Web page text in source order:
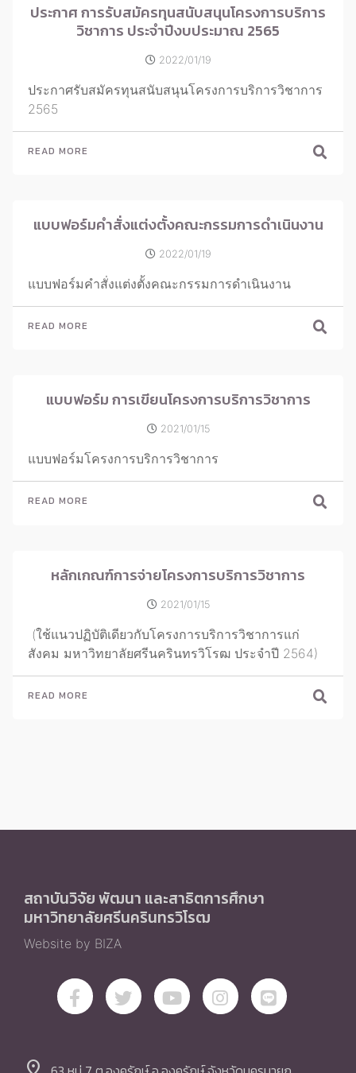
ประกาศ การรับสมัครทุนสนับสนุนโครงการบริการ
วิชาการ ประจำปีงบประมาณ 2565
2022/01/19
ประกาศรับสมัครทุนสนับสนุนโครงการบริการวิชาการ
2565
READ MORE
แบบฟอร์มคำสั่งแต่งตั้งคณะกรรมการดำเนินงาน
2022/01/19
แบบฟอร์มคำสั่งแต่งตั้งคณะกรรมการดำเนินงาน
READ MORE
แบบฟอร์ม การเขียนโครงการบริการวิชาการ
2021/01/15
แบบฟอร์มโครงการบริการวิชาการ
READ MORE
หลักเกณฑ์การจ่ายโครงการบริการวิชาการ
2021/01/15
(ใช้แนวปฏิบัติเดียวกับโครงการบริการวิชาการแก่
สังคม มหาวิทยาลัยศรีนครินทรวิโรฒ ประจำปี 2564)
READ MORE
สถาบันวิจัย พัฒนา และสาธิตการศึกษา
มหาวิทยาลัยศรีนครินทรวิโรฒ
Website by BIZA
location_on